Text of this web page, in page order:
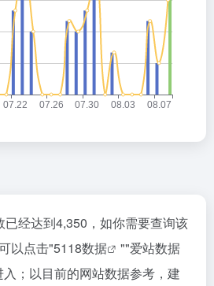
经达到4,350，如你需要查询该
以点击"5118数据 ""爱站数据
入；以目前的网站数据参考，建